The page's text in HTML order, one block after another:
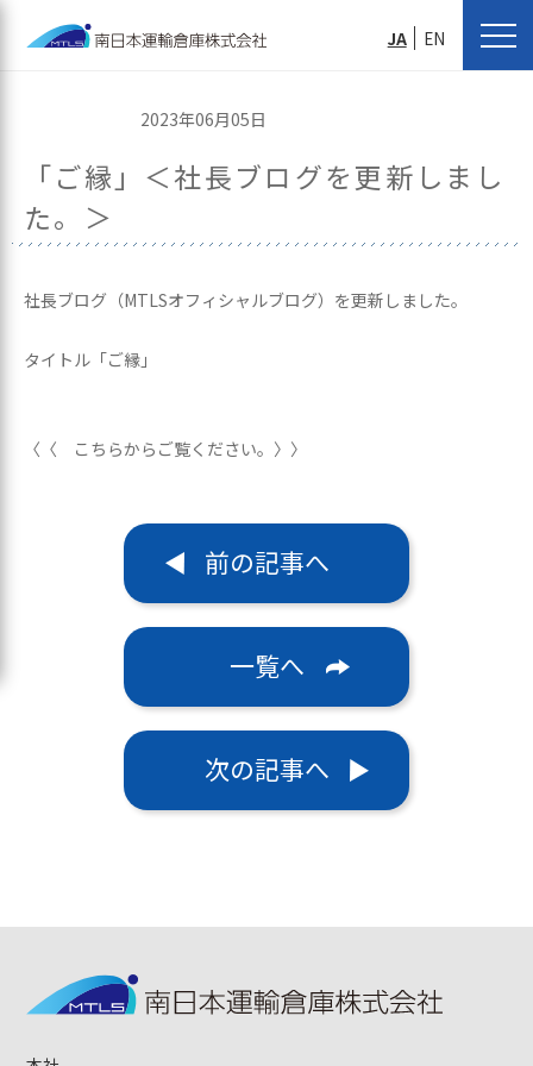
JA EN
2023年06月05日
「ご縁」＜社長ブログを更新しまし
た。＞
社長ブログ（MTLSオフィシャルブログ）を更新しました。
タイトル「ご縁」
〈〈 こちらからご覧ください。〉〉
前の記事へ
一覧へ
次の記事へ